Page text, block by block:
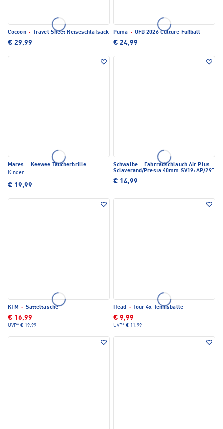
Cocoon · Travel Sheet Reiseschlafsack
€ 29,99
Puma · ÖFB 2026 Culture Fußball
€ 24,99
Mares · Keewee Taucherbrille
Kinder
€ 19,99
Schwalbe · Fahrradschlauch Air Plus
Sclaverand/Presta 40mm SV19+AP/29"
€ 14,99
KTM · Satteltasche
€ 16,99
UVP* € 19,99
Head · Tour 4x Tennisbälle
€ 9,99
UVP* € 11,99